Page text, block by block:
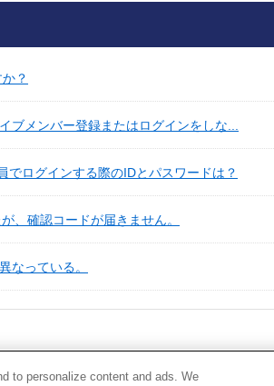
？
メンバー登録またはログインをしな...
ログインする際のIDとパスワードは？
、確認コードが届きません。
なっている。
to personalize content and ads. We